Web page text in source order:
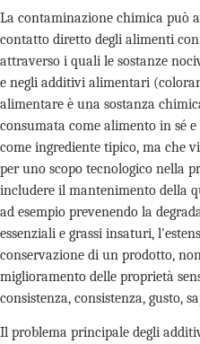
La contaminazione chimica può
contatto diretto degli alimenti
attraverso i quali le sostanze
e negli additivi alimentari
alimentare è una sostanza
consumata come alimento in sé
come ingrediente tipico, ma che
per uno scopo tecnologico nella
includere il mantenimento della
ad esempio prevenendo la
essenziali e grassi insaturi,
conservazione di un prodotto,
miglioramento delle proprietà
consistenza, consistenza, gusto,
Il problema principale degli